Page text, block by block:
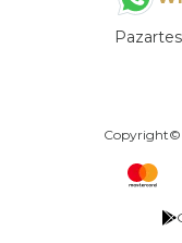
Copyright©